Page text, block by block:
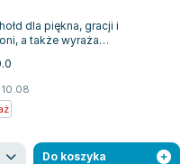
pomocnicze
dla piękna, gracji i
a także wyraża
relację, jaka przez wie...
10.08
Do koszyka